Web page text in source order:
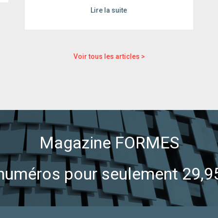
Lire la suite
Voir tous les articles >
Magazine FORMES
pour seulement